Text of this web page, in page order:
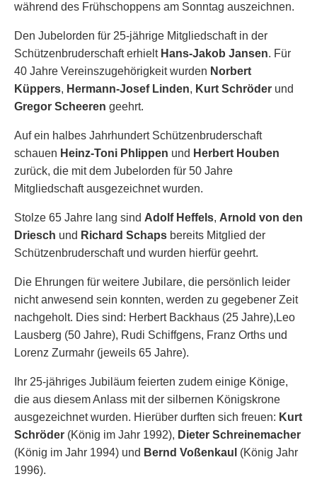
während des Frühschoppens am Sonntag auszeichnen.
Den Jubelorden für 25-jährige Mitgliedschaft in der
Schützenbruderschaft erhielt Hans-Jakob Jansen. Für
40 Jahre Vereinszugehörigkeit wurden Norbert
Küppers, Hermann-Josef Linden, Kurt Schröder und
Gregor Scheeren geehrt.
Auf ein halbes Jahrhundert Schützenbruderschaft
schauen Heinz-Toni Phlippen und Herbert Houben
zurück, die mit dem Jubelorden für 50 Jahre
Mitgliedschaft ausgezeichnet wurden.
Stolze 65 Jahre lang sind Adolf Heffels, Arnold von den
Driesch und Richard Schaps bereits Mitglied der
Schützenbruderschaft und wurden hierfür geehrt.
Die Ehrungen für weitere Jubilare, die persönlich leider
nicht anwesend sein konnten, werden zu gegebener Zeit
nachgeholt. Dies sind: Herbert Backhaus (25 Jahre),Leo
Lausberg (50 Jahre), Rudi Schiffgens, Franz Orths und
Lorenz Zurmahr (jeweils 65 Jahre).
Ihr 25-jähriges Jubiläum feierten zudem einige Könige,
die aus diesem Anlass mit der silbernen Königskrone
ausgezeichnet wurden. Hierüber durften sich freuen: Kurt
Schröder (König im Jahr 1992), Dieter Schreinemacher
(König im Jahr 1994) und Bernd Voßenkaul (König Jahr
1996).